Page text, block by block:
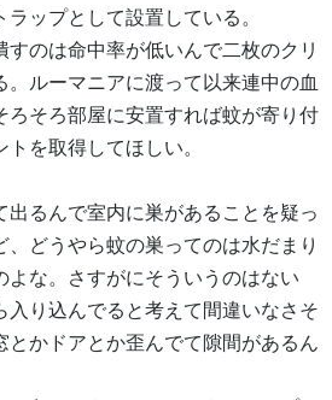
ップとして設置している。
のは命中率が低いんで二枚のクリ
。ルーマニアに渡って以来連中の血
ろそろ部屋に安置すれば蚊が寄り付
を取得してほしい。
出るんで室内に巣があることを疑っ
、どうやら蚊の巣ってのは水だまり
よな。さすがにそういうのはない
入り込んでると考えて間違いなさそ
とかドアとか歪んでて隙間があるん